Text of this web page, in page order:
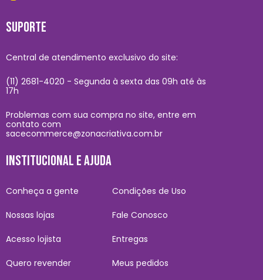
SUPORTE
Central de atendimento exclusivo do site:
(11) 2681-4020 - Segunda à sexta das 09h até às
17h
Problemas com sua compra no site, entre em
contato com
sacecommerce@zonacriativa.com.br
INSTITUCIONAL E AJUDA
Conheça a gente
Nossas lojas
Acesso lojista
Quero revender
Condições de Uso
Fale Conosco
Entregas
Meus pedidos